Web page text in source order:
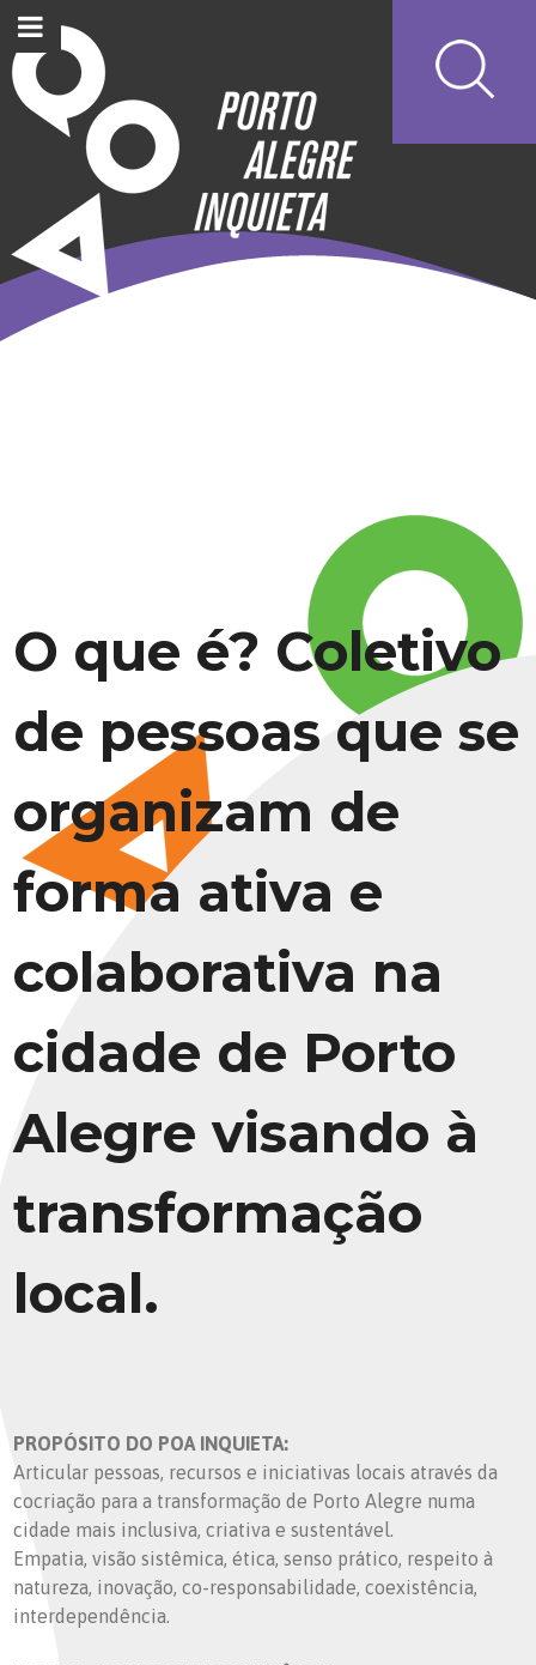
O que é? Coletivo
de pessoas que se
organizam de
forma ativa e
colaborativa na
cidade de Porto
Alegre visando à
transformação
local.
PROPÓSITO DO POA INQUIETA:
Articular pessoas, recursos e iniciativas locais através da
cocriação para a transformação de Porto Alegre numa
cidade mais inclusiva, criativa e sustentável.
Empatia, visão sistêmica, ética, senso prático, respeito à
natureza, inovação, co-responsabilidade, coexistência,
interdependência.